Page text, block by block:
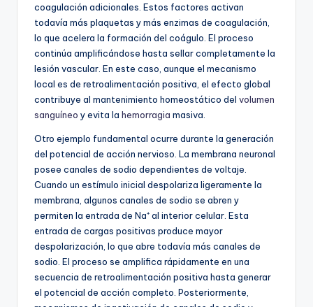
coagulación adicionales. Estos factores activan
todavía más plaquetas y más enzimas de coagulación,
lo que acelera la formación del coágulo. El proceso
continúa amplificándose hasta sellar completamente la
lesión vascular. En este caso, aunque el mecanismo
local es de retroalimentación positiva, el efecto global
contribuye al mantenimiento homeostático del volumen
sanguíneo y evita la hemorragia masiva.
Otro ejemplo fundamental ocurre durante la generación
del potencial de acción nervioso. La membrana neuronal
posee canales de sodio dependientes de voltaje.
Cuando un estímulo inicial despolariza ligeramente la
membrana, algunos canales de sodio se abren y
permiten la entrada de Na⁺ al interior celular. Esta
entrada de cargas positivas produce mayor
despolarización, lo que abre todavía más canales de
sodio. El proceso se amplifica rápidamente en una
secuencia de retroalimentación positiva hasta generar
el potencial de acción completo. Posteriormente,